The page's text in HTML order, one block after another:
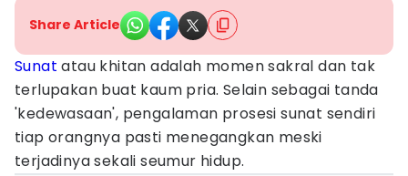
Share Article
Sunat atau khitan adalah momen sakral dan tak
terlupakan buat kaum pria. Selain sebagai tanda
'kedewasaan', pengalaman prosesi sunat sendiri
tiap orangnya pasti menegangkan meski
terjadinya sekali seumur hidup.